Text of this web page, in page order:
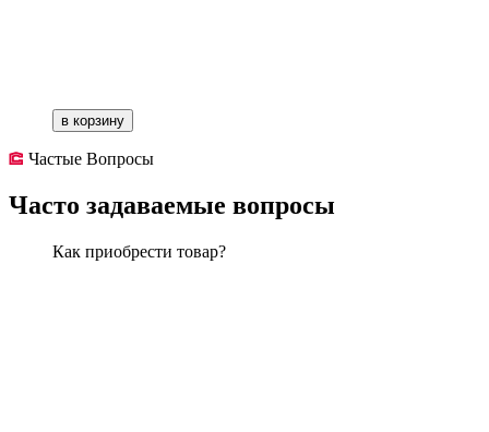
в корзину
Частые Вопросы
Часто задаваемые вопросы
Как приобрести товар?